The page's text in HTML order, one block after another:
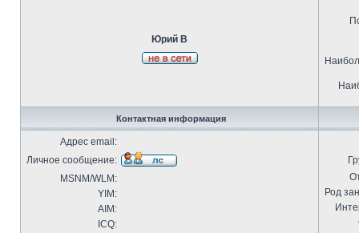
Юрий В
Контактная информация
Адрес email:
Личное сообщение:
MSNM/WLM:
YIM:
AIM:
ICQ:
Род